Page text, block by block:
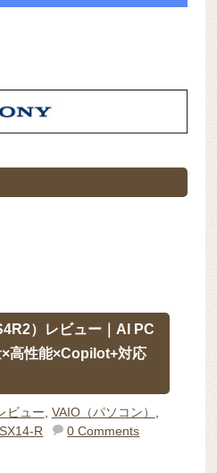
）レビュー｜AI PC
高性能×Copilot+対応
ビュー, VAIO（パソコン） ,
R 0 Comments